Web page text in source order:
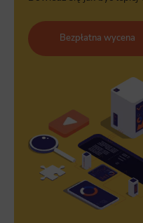
Bezpłatna wycena